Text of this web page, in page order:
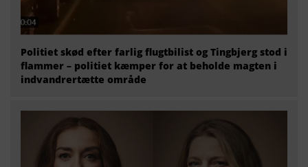
Politiet skød efter farlig flugtbilist og Tingbjerg stod i
flammer – politiet kæmper for at beholde magten i
indvandrertætte område